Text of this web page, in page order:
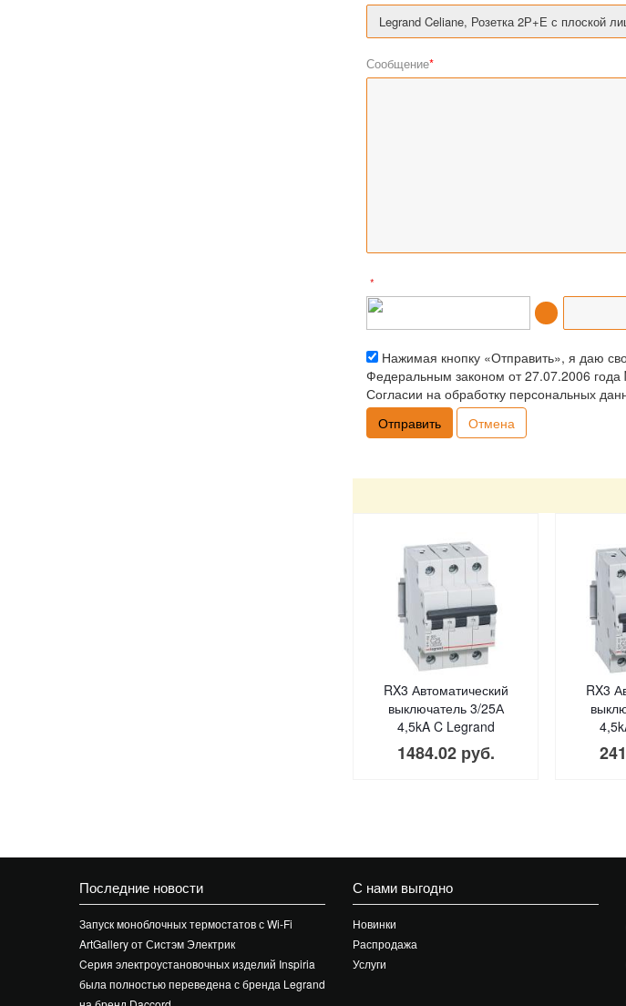
Сообщение*
*
Нажимая кнопку «Отправить», я даю
Федеральным законом от 27.07.2006
Согласии на обработку персональных
Отмена
RX3 Автоматический
выключатель 3/25А
4,5kA C Legrand
1484.02 руб.
RX3
Последние новости
Запуск моноблочных термостатов с Wi-Fi
ArtGallery от Систэм Электрик
Cерия электроустановочных изделий Inspiria
была полностью переведена с бренда Legrand
С нами выгодно
Новинки
Распродажа
Услуги